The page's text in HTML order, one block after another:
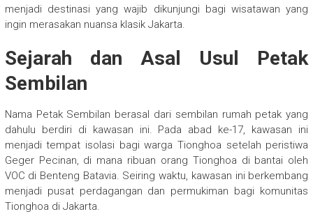
menjadi destinasi yang wajib dikunjungi bagi wisatawan yang
ingin merasakan nuansa klasik Jakarta.
Sejarah dan Asal Usul Petak
Sembilan
Nama Petak Sembilan berasal dari sembilan rumah petak yang
dahulu berdiri di kawasan ini. Pada abad ke-17, kawasan ini
menjadi tempat isolasi bagi warga Tionghoa setelah peristiwa
Geger Pecinan, di mana ribuan orang Tionghoa di bantai oleh
VOC di Benteng Batavia. Seiring waktu, kawasan ini berkembang
menjadi pusat perdagangan dan permukiman bagi komunitas
Tionghoa di Jakarta.